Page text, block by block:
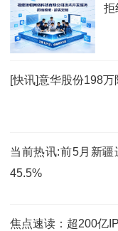
拒
[快讯]意华股份198
当前热讯:前5月新
45.5%
焦点速读：超200亿